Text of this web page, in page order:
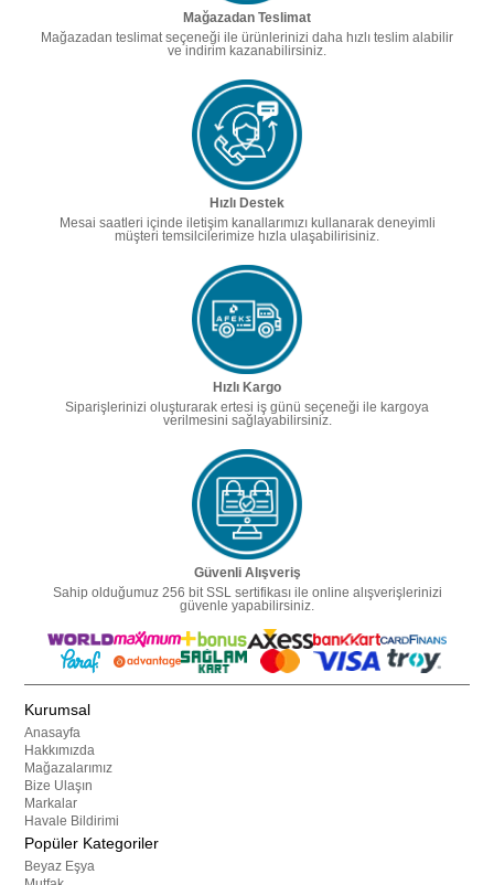
Mağazadan Teslimat
Mağazadan teslimat seçeneği ile ürünlerinizi daha hızlı teslim alabilir
ve indirim kazanabilirsiniz.
Hızlı Destek
Mesai saatleri içinde iletişim kanallarımızı kullanarak deneyimli
müşteri temsilcilerimize hızla ulaşabilirisiniz.
Hızlı Kargo
Siparişlerinizi oluşturarak ertesi iş günü seçeneği ile kargoya
verilmesini sağlayabilirsiniz.
Güvenli Alışveriş
Sahip olduğumuz 256 bit SSL sertifikası ile online alışverişlerinizi
güvenle yapabilirsiniz.
Kurumsal
Anasayfa
Hakkımızda
Mağazalarımız
Bize Ulaşın
Markalar
Havale Bildirimi
Popüler Kategoriler
Beyaz Eşya